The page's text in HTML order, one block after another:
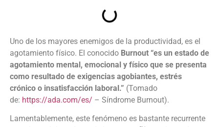
Uno de los mayores enemigos de la productividad, es el
agotamiento físico. El conocido Burnout “es un estado de
agotamiento mental, emocional y físico que se presenta
como resultado de exigencias agobiantes, estrés
crónico o insatisfacción laboral.” (Tomado
de: https://ada.com/es/ – Síndrome Burnout).
Lamentablemente, este fenómeno es bastante recurrente